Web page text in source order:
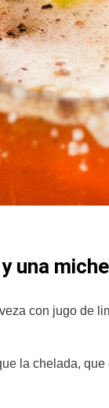
una
con jugo de
la chelada,